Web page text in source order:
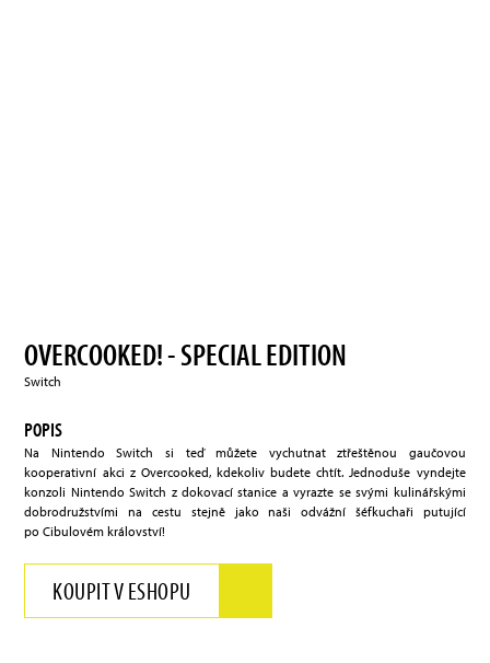
OVERCOOKED! - SPECIAL EDITION
Switch
POPIS
Na Nintendo Switch si teď můžete vychutnat ztřeštěnou gaučovou
kooperativní akci z Overcooked, kdekoliv budete chtít. Jednoduše vyndejte
konzoli Nintendo Switch z dokovací stanice a vyrazte se svými kulinářskými
dobrodružstvími na cestu stejně jako naši odvážní šéfkuchaři putující
po Cibulovém království!
KOUPIT V ESHOPU